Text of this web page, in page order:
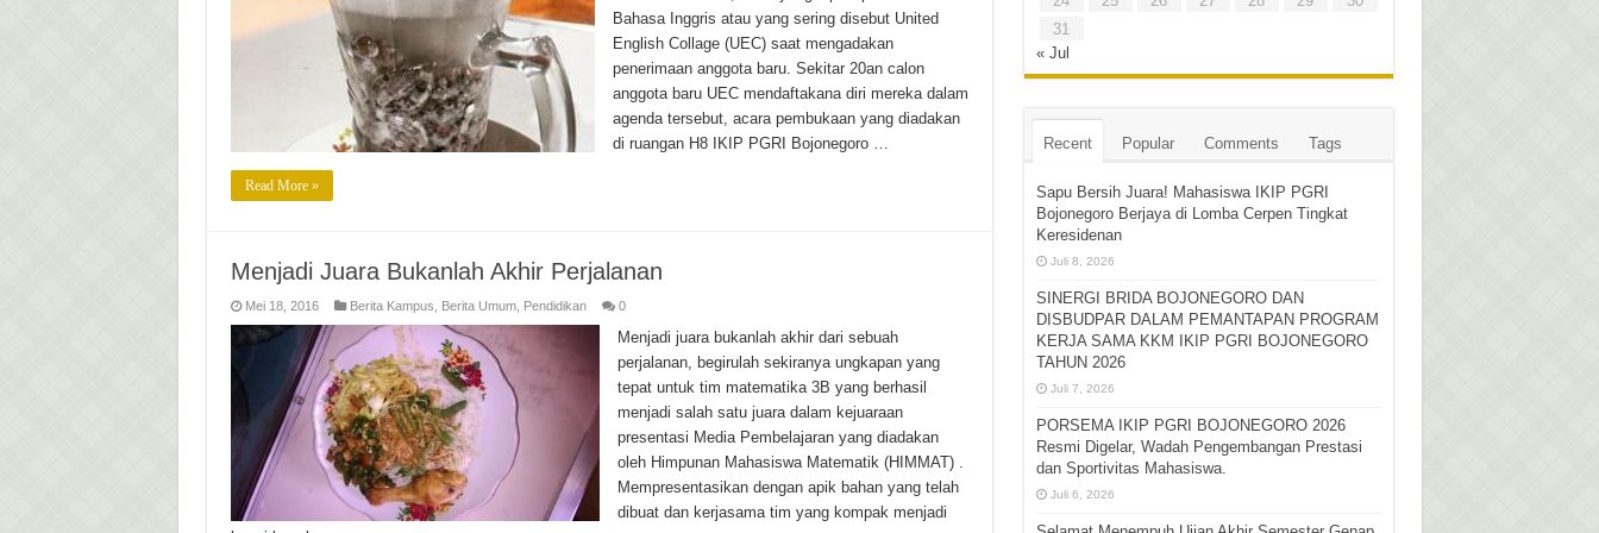
Bahasa Inggris atau yang sering disebut United
English Collage (UEC) saat mengadakan
penerimaan anggota baru. Sekitar 20an calon
anggota baru UEC mendaftakana diri mereka dalam
agenda tersebut, acara pembukaan yang diadakan
di ruangan H8 IKIP PGRI Bojonegoro …
Read More »
Menjadi Juara Bukanlah Akhir Perjalanan
Mei 18, 2016 Berita Kampus Berita Umum, Pendidikan 0
Menjadi juara bukanlah akhir dari sebuah
perjalanan, begirulah sekiranya ungkapan yang
tepat untuk tim matematika 3B yang berhasil
menjadi salah satu juara dalam kejuaraan
presentasi Media Pembelajaran yang diadakan
oleh Himpunan Mahasiswa Matematik (HIMMAT) .
Mempresentasikan dengan apik bahan yang telah
dibuat dan kerjasama tim yang kompak menjadi
31
« Jul
Recent Popular Comments Tags
Sapu Bersih Juara! Mahasiswa IKIP PGRI
Bojonegoro Berjaya di Lomba Cerpen Tingkat
Keresidenan
Juli 8, 2026
SINERGI BRIDA BOJONEGORO DAN
DISBUDPAR DALAM PEMANTAPAN PROGRAM
KERJA SAMA KKM IKIP PGRI BOJONEGORO
TAHUN 2026
Juli 7, 2026
PORSEMA IKIP PGRI BOJONEGORO 2026
Resmi Digelar, Wadah Pengembangan Prestasi
dan Sportivitas Mahasiswa.
Juli 6, 2026